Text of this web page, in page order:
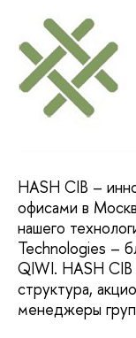
HASH CIB –
офисами в
нашего
Technologies –
QIWI. HASH CIB
структура,
менеджеры